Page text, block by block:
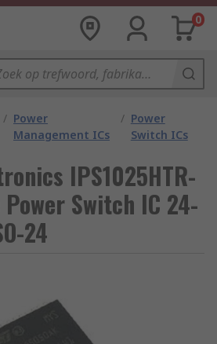
0
/ Power
Management ICs
/ Power
Switch ICs
IPS1025HTR-
Switch IC 24-
24